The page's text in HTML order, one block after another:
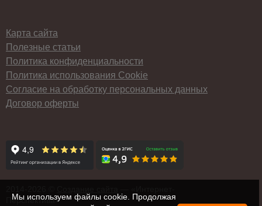
Карта сайта
Полезные статьи
Политика конфиденциальности
Политика использования Cookie
Согласие на обработку персональных данных
Договор оферты
Перспектива»
Мы используем файлы cookie. Продолжая